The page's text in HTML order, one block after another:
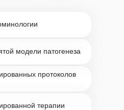
модели патогенеза
протоколов
терапии